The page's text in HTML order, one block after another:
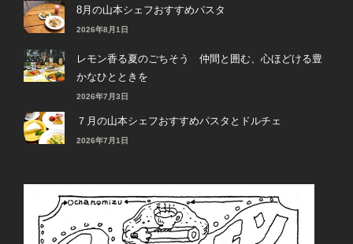
8月の山本シェフおすすめパスタ
2026年8月1日
レモン香る夏のごちそう 仲間と囲む、心ほどける豊
かなひとときを
2026年7月3日
７月の山本シェフおすすめパスタとドルチェ
2026年7月1日